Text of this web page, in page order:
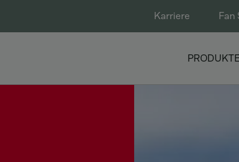
Karriere Fan
PRODUKTE